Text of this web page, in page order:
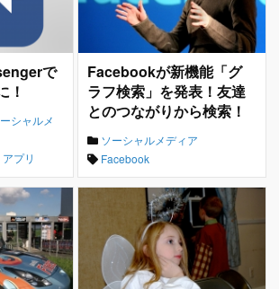
で
！
シャルメ
アプリ
Facebookが新機能「グ
ラフ検索」を発表！友達
とのつながりから検索！
ソーシャルメディア
Facebook